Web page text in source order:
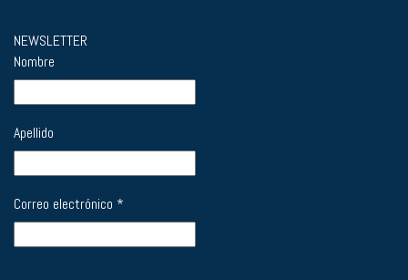
NEWSLETTER
Nombre
Apellido
Correo electrónico *